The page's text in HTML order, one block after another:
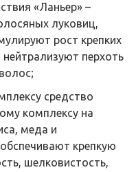
«Ланьер» –
луковиц,
рост крепких
перхоть
средство
комплексу на
меда и
крепкую
шелковистость,